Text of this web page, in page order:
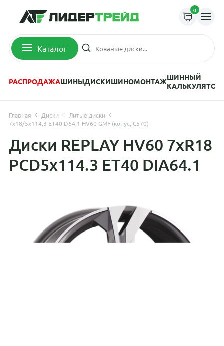
0
Каталог
РАСПРОДАЖАШИНЫДИСКИШИНОМОНТАЖШИННЫЙ
КАЛЬКУЛЯТОР
Главная Диски
Литые диски
7x18/5x114,3 ET40 D64,1 HV60 GMF (конус, C570)
Диски REPLAY HV60 7xR18
PCD5x114.3 ET40 DIA64.1